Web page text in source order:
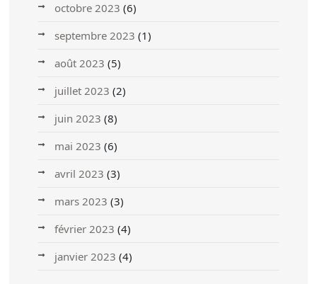
octobre 2023 (6)
septembre 2023 (1)
août 2023 (5)
juillet 2023 (2)
juin 2023 (8)
mai 2023 (6)
avril 2023 (3)
mars 2023 (3)
février 2023 (4)
janvier 2023 (4)